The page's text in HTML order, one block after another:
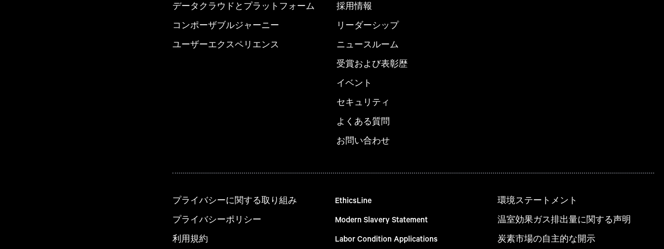
データクラウドとプラットフォーム
コンポーザブルジャーニー
ユーザーエクスペリエンス
採用情報
リーダーシップ
ニュースルーム
受賞および表彰歴
イベント
セキュリティ
よくある質問
お問い合わせ
プライバシーに関する取り組み
プライバシーポリシー
利用規約
EthicsLine
Modern Slavery Statement
Labor Condition Applications
環境ステートメント
温室効果ガス排出量に関する声明
炭素市場の自主的な開示